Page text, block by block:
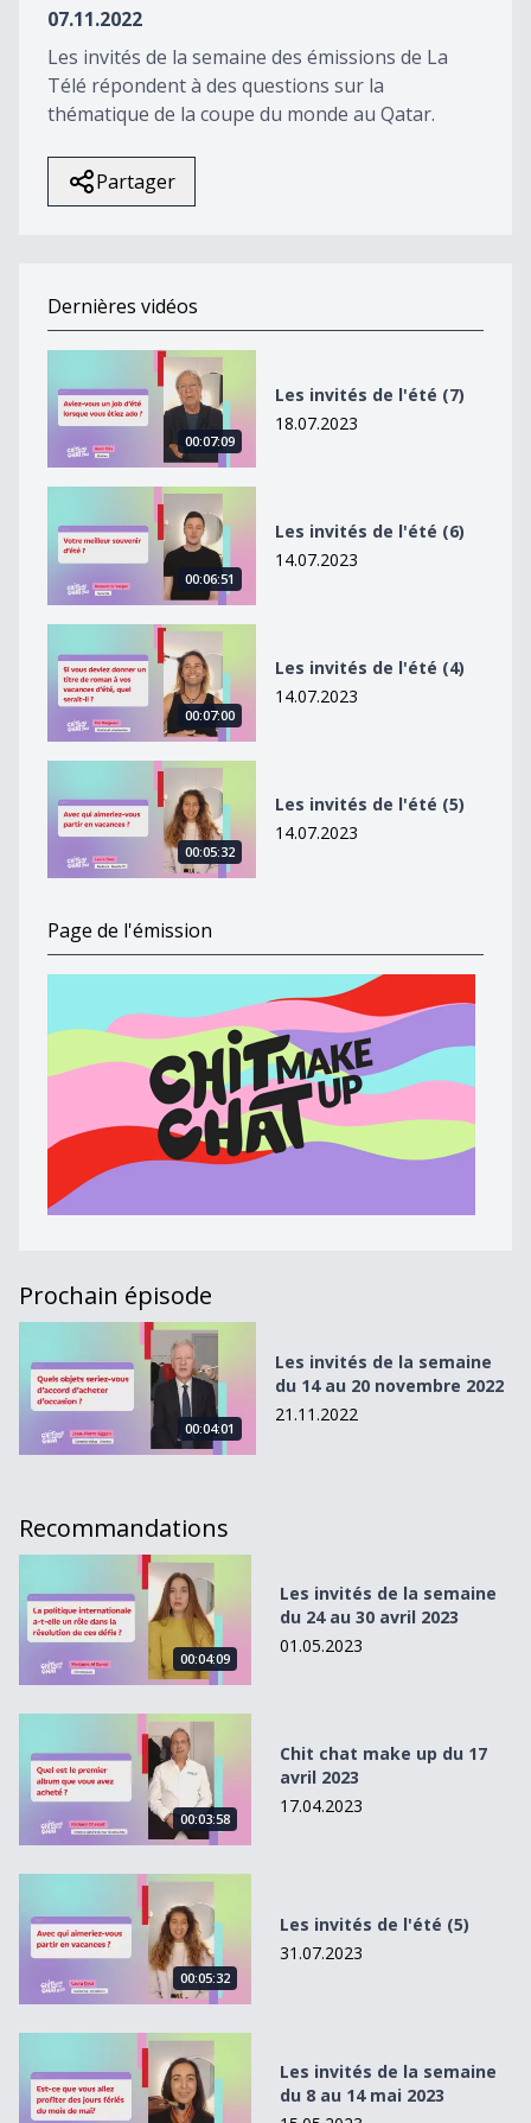
07.11.2022
Les invités de la semaine des émissions de La
Télé répondent à des questions sur la
thématique de la coupe du monde au Qatar.
Partager
Dernières vidéos
Les invités de l&#039;été (7)
00:07:09
Les invités de l'été (7)
18.07.2023
Les invités de l&#039;été (6)
00:06:51
Les invités de l'été (6)
14.07.2023
Les invités de l&#039;été (4)
00:07:00
Les invités de l'été (4)
14.07.2023
Les invités de l&#039;été (5)
00:05:32
Les invités de l'été (5)
14.07.2023
Page de l'émission
Prochain épisode
Les invités de la semaine du 14 au 20 novembre 2022
00:04:01
Les invités de la semaine
du 14 au 20 novembre 2022
21.11.2022
Recommandations
Les invités de la semaine du 24 au 30 avril 2023
00:04:09
Les invités de la semaine
du 24 au 30 avril 2023
01.05.2023
Chit chat make up du 17 avril 2023
00:03:58
Chit chat make up du 17
avril 2023
17.04.2023
Les invités de l&#039;été (5)
00:05:32
Les invités de l'été (5)
31.07.2023
Les invités de la semaine du 8 au 14 mai 2023
Les invités de la semaine
du 8 au 14 mai 2023